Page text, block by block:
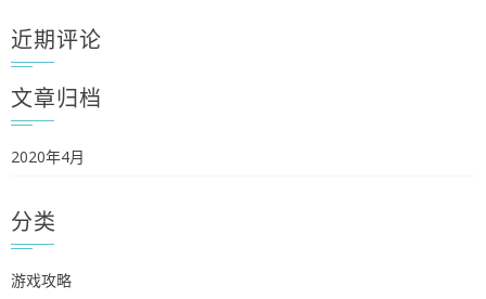
近期评论
文章归档
2020年4月
分类
游戏攻略